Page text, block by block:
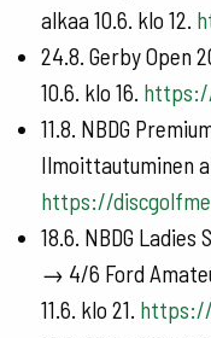
alkaa 10.6. klo 12.
24.8. Gerby Open
10.6. klo 16.
11.8. NBDG
Ilmoittautuminen
https://
18.6. NBDG
→ 4/6 Ford
11.6. klo 21. https://